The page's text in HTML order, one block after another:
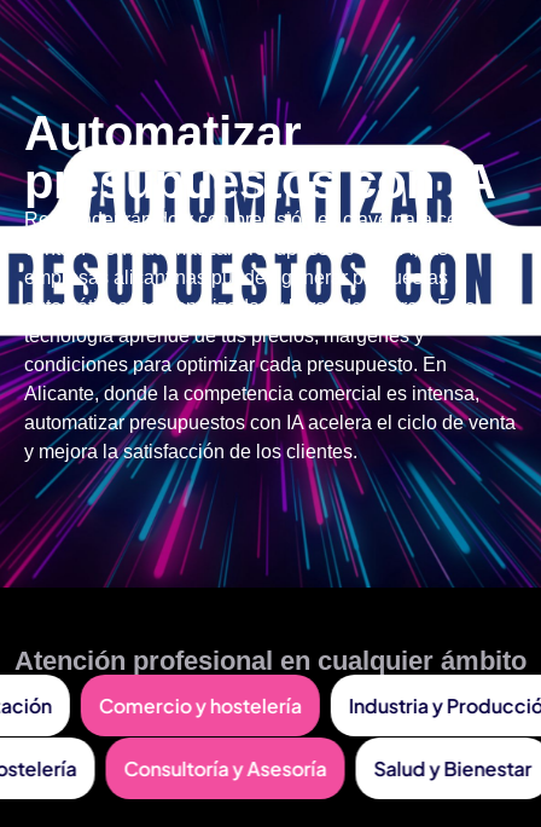
Automatizar
presupuestos con IA
Responder rápido y con precisión es clave para cerrar
ventas. Con Automatizar presupuestos con IA, las
empresas alicantinas pueden generar propuestas
automáticas, personalizadas y libres de errores. Esta
tecnología aprende de tus precios, márgenes y
condiciones para optimizar cada presupuesto. En
Alicante, donde la competencia comercial es intensa,
automatizar presupuestos con IA acelera el ciclo de venta
y mejora la satisfacción de los clientes.
Atención profesional en cualquier ámbito
Comercio y hostelería Industria y Producción
Consultoría y Asesoría Salud y